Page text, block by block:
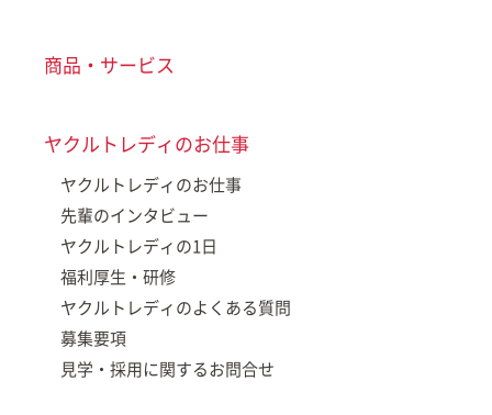
商品・サービス
ヤクルトレディのお仕事
ヤクルトレディのお仕事
先輩のインタビュー
ヤクルトレディの1日
福利厚生・研修
ヤクルトレディのよくある質問
募集要項
見学・採用に関するお問合せ